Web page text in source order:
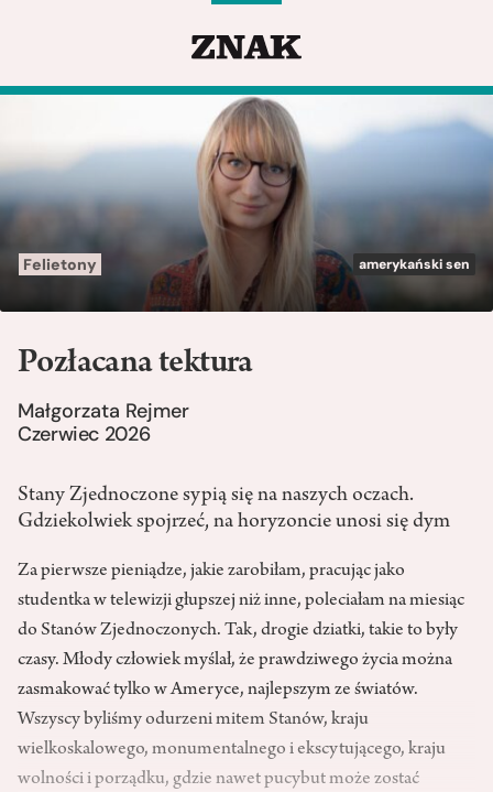
Felietony amerykański sen
Pozłacana tektura
Małgorzata Rejmer
Czerwiec 2026
Stany Zjednoczone sypią się na naszych oczach.
Gdziekolwiek spojrzeć, na horyzoncie unosi się dym
Za pierwsze pieniądze, jakie zarobiłam, pracując jako
studentka w telewizji głupszej niż inne, poleciałam na miesiąc
do Stanów Zjednoczonych. Tak, drogie dziatki, takie to były
czasy. Młody człowiek myślał, że prawdziwego życia można
zasmakować tylko w Ameryce, najlepszym ze światów.
Wszyscy byliśmy odurzeni mitem Stanów, kraju
wielkoskalowego, monumentalnego i ekscytującego, kraju
wolności i porządku, gdzie nawet pucybut może zostać